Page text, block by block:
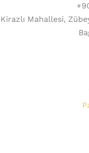
Kirazlı Mahallesi,